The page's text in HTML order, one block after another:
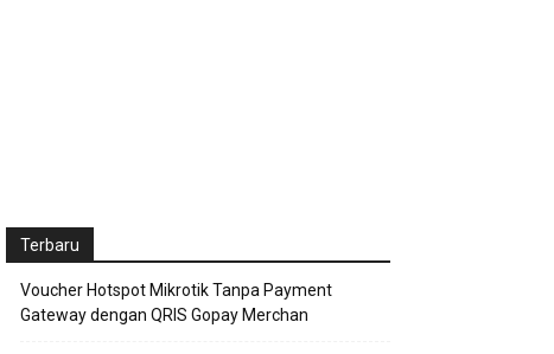
Terbaru
Voucher Hotspot Mikrotik Tanpa Payment
Gateway dengan QRIS Gopay Merchan